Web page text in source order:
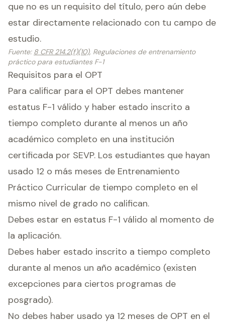
que no es un requisito del título, pero aún debe
estar directamente relacionado con tu campo de
estudio.
Fuente: 8 CFR 214.2(f)(10), Regulaciones de entrenamiento
práctico para estudiantes F-1
Requisitos para el OPT
Para calificar para el OPT debes mantener
estatus F-1 válido y haber estado inscrito a
tiempo completo durante al menos un año
académico completo en una institución
certificada por SEVP. Los estudiantes que hayan
usado 12 o más meses de Entrenamiento
Práctico Curricular de tiempo completo en el
mismo nivel de grado no califican.
Debes estar en estatus F-1 válido al momento de
la aplicación.
Debes haber estado inscrito a tiempo completo
durante al menos un año académico (existen
excepciones para ciertos programas de
posgrado).
No debes haber usado ya 12 meses de OPT en el